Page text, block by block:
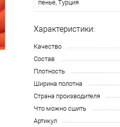
пенье, Турция
Характеристики:
Качество
Состав
Плотность
Ширина полотна
Страна производителя
Что можно сшить
Артикул